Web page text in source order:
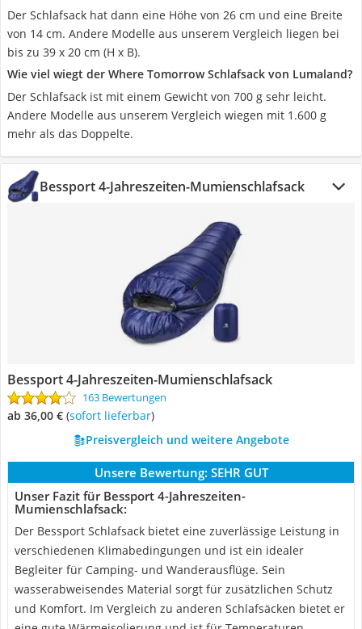
Der Schlafsack hat dann eine Höhe von 26 cm und eine Breite
von 14 cm. Andere Modelle aus unserem Vergleich liegen bei
bis zu 39 x 20 cm (H x B).
Wie viel wiegt der Where Tomorrow Schlafsack von Lumaland?
Der Schlafsack ist mit einem Gewicht von 700 g sehr leicht.
Andere Modelle aus unserem Vergleich wiegen mit 1.600 g
mehr als das Doppelte.
Bessport 4-Jahreszeiten-Mumienschlafsack
Bessport 4-Jahreszeiten-Mumienschlafsack
163 Bewertungen
ab 36,00 € ( Sofort lieferbar)
Preisvergleich und weitere Angebote
Unsere Bewertung: SEHR GUT
Unser Fazit für Bessport 4-Jahreszeiten-
Mumienschlafsack:
Der Bessport Schlafsack bietet eine zuverlässige Leistung in
verschiedenen Klimabedingungen und ist ein idealer
Begleiter für Camping- und Wanderausflüge. Sein
wasserabweisendes Material sorgt für zusätzlichen Schutz
und Komfort. Im Vergleich zu anderen Schlafsäcken bietet er